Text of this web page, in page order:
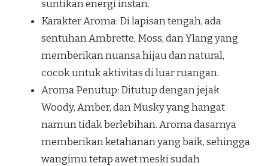
suntikan energi instan.
Karakter Aroma: Di lapisan tengah, ada
sentuhan Ambrette, Moss, dan Ylang yang
memberikan nuansa hijau dan natural,
cocok untuk aktivitas di luar ruangan.
Aroma Penutup: Ditutup dengan jejak
Woody, Amber, dan Musky yang hangat
namun tidak berlebihan. Aroma dasarnya
memberikan ketahanan yang baik, sehingga
wangimu tetap awet meski sudah